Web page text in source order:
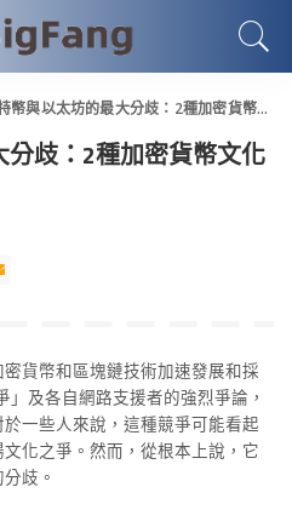
幣與以太坊的最大分歧：2種加密貨幣文化之戰
歧：2種加密貨幣文化
貨幣和區塊鏈技術加速發展和採
及各自網路支援者的強烈爭論，
一些人來說，這種競爭可能看起
化之爭。然而，從根本上說，它
歧。